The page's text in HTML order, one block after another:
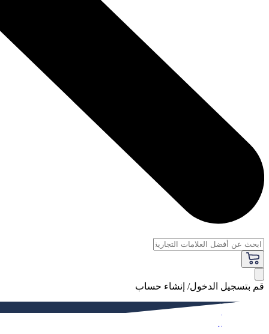
قم بتسجيل الدخول/ إنشاء حساب
فاخر
النساء
الرجال